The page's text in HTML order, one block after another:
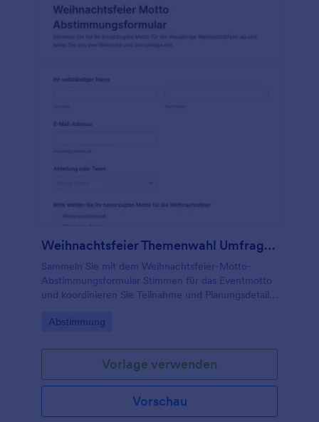
werden. Diese Formularvorlage enthält auch
Formularfelder, die nach dem Namen des gekauften
Produkts, der Bestellnummer, dem Gesamtbetrag
Widget, das automatisch einen eindeutigen Wert für
Formularvorlage verwendet auch das Datei-Upload-
Weihnachtsfeier Themenwahl Umfrage 🎄✨🎉
Sammeln Sie mit dem Weihnachtsfeier-Motto-
Abstimmungsformular Stimmen für das Eventmotto
und koordinieren Sie Teilnahme und Planungsdetails
Datenerfassung und übersichtlicher
Go to Category:
Abstimmung
Vorlage verwenden
Vorschau